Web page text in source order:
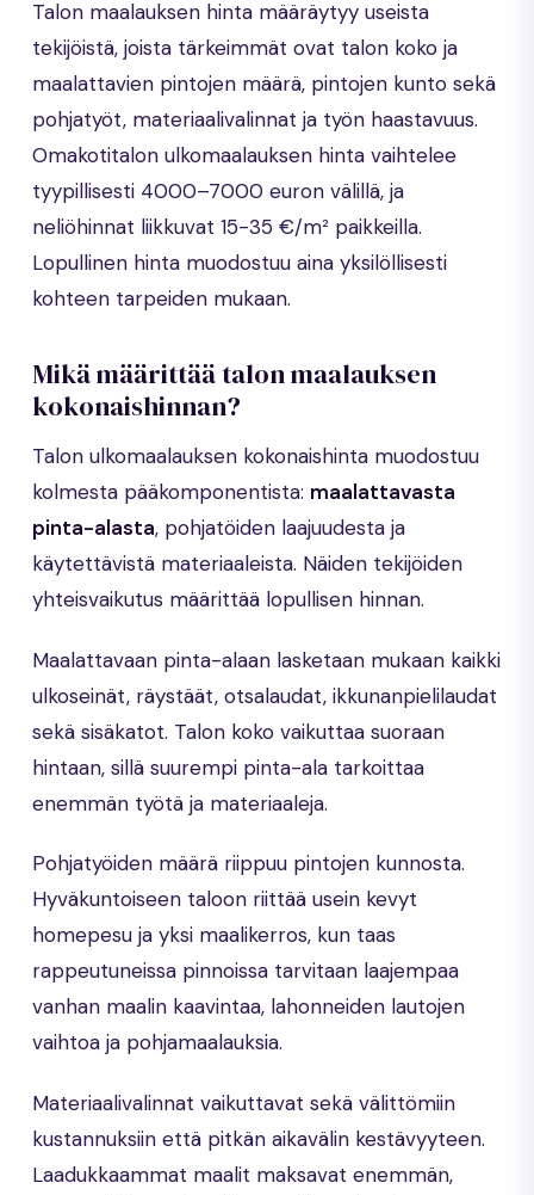
Talon maalauksen hinta määräytyy useista
tekijöistä, joista tärkeimmät ovat talon koko ja
maalattavien pintojen määrä, pintojen kunto sekä
pohjatyöt, materiaalivalinnat ja työn haastavuus.
Omakotitalon ulkomaalauksen hinta vaihtelee
tyypillisesti 4000–7000 euron välillä, ja
neliöhinnat liikkuvat 15-35 €/m² paikkeilla.
Lopullinen hinta muodostuu aina yksilöllisesti
kohteen tarpeiden mukaan.
Mikä määrittää talon maalauksen
kokonaishinnan?
Talon ulkomaalauksen kokonaishinta muodostuu
kolmesta pääkomponentista: maalattavasta
pinta-alasta, pohjatöiden laajuudesta ja
käytettävistä materiaaleista. Näiden tekijöiden
yhteisvaikutus määrittää lopullisen hinnan.
Maalattavaan pinta-alaan lasketaan mukaan kaikki
ulkoseinät, räystäät, otsalaudat, ikkunanpielilaudat
sekä sisäkatot. Talon koko vaikuttaa suoraan
hintaan, sillä suurempi pinta-ala tarkoittaa
enemmän työtä ja materiaaleja.
Pohjatyöiden määrä riippuu pintojen kunnosta.
Hyväkuntoiseen taloon riittää usein kevyt
homepesu ja yksi maalikerros, kun taas
rappeutuneissa pinnoissa tarvitaan laajempaa
vanhan maalin kaavintaa, lahonneiden lautojen
vaihtoa ja pohjamaalauksia.
Materiaalivalinnat vaikuttavat sekä välittömiin
kustannuksiin että pitkän aikavälin kestävyyteen.
Laadukkaammat maalit maksavat enemmän,